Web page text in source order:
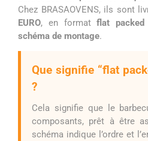
Chez BRASAOVENS, ils sont
EURO, en formatflat packed
schéma de montage.
Que signifie “flat
?
Cela signifie que le
composants, prêt à être
schéma indique l’ordre et